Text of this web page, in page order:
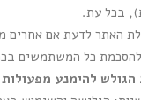
בכל עת.
האתר לדעת אם אחרים
כל המשתמשים
להימנע